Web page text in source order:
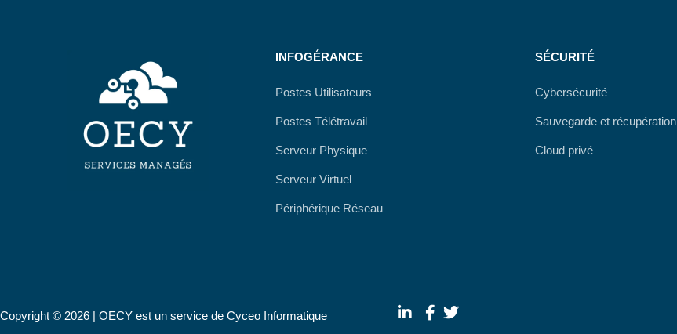
INFOGÉRANCE
Postes Utilisateurs
Postes Télétravail
Serveur Physique
Serveur Virtuel
Périphérique Réseau
SÉCURITÉ
Cybersécurité
Sauvegarde et récupération
Cloud privé
Copyright © 2026 | OECY est un service de Cyceo Informatique